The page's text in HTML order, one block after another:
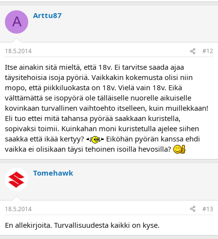
A Arttu87
18.5.2014 #12
Itse ainakin sitä mieltä, että 18v. Ei tarvitse saada ajaa
täysitehoisia isoja pyöriä. Vaikkakin kokemusta olisi niin
mopo, että piikkiluokasta on 18v. Vielä vain 18v. Eikä
välttämättä se isopyörä ole tälläiselle nuorelle aikuiselle
kovinkaan turvallinen vaihtoehto itselleen, kuin muillekkaan!
Eli tuo ettei mitä tahansa pyörää saakkaan kuristella,
sopivaksi toimii. Kuinkahan moni kuristetulla ajelee siihen
saakka että ikää kertyy?
Eiköhän pyörän kanssa ehdi
vaikka ei olisikaan täysi tehoinen isoilla hevosilla?
Tomehawk
18.5.2014 #13
En allekirjoita. Turvallisuudesta kaikki on kyse.